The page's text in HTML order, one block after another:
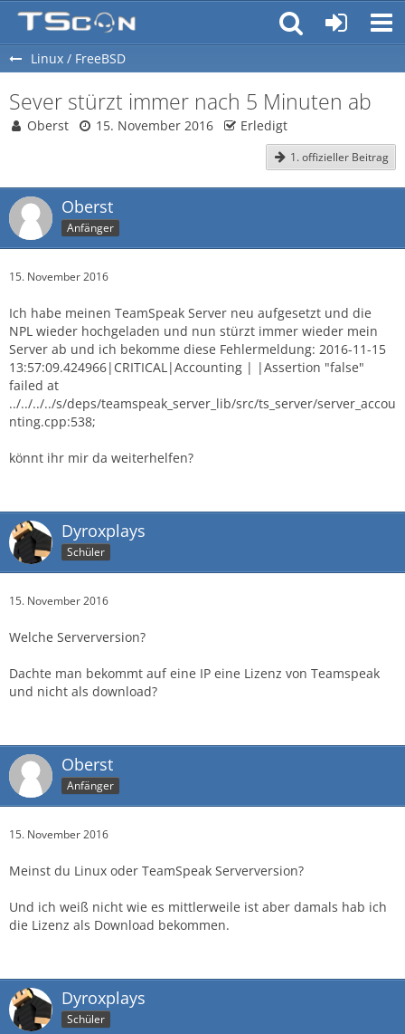
Linux / FreeBSD
Sever stürzt immer nach 5 Minuten ab
Oberst 15. November 2016 Erledigt
1. offizieller Beitrag
Oberst
Anfänger
15. November 2016
Ich habe meinen TeamSpeak Server neu aufgesetzt und die
NPL wieder hochgeladen und nun stürzt immer wieder mein
Server ab und ich bekomme diese Fehlermeldung: 2016-11-15
13:57:09.424966|CRITICAL|Accounting | |Assertion "false"
failed at
../../../../s/deps/teamspeak_server_lib/src/ts_server/server_accou
nting.cpp:538;
könnt ihr mir da weiterhelfen?
Dyroxplays
Schüler
15. November 2016
Welche Serverversion?
Dachte man bekommt auf eine IP eine Lizenz von Teamspeak
und nicht als download?
Oberst
Anfänger
15. November 2016
Meinst du Linux oder TeamSpeak Serverversion?
Und ich weiß nicht wie es mittlerweile ist aber damals hab ich
die Lizenz als Download bekommen.
Dyroxplays
Schüler